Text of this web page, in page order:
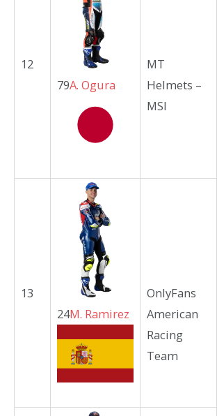
12
79A. Ogura
MT
Helmets –
MSI
13
24M. Ramirez
OnlyFans
American
Racing
Team